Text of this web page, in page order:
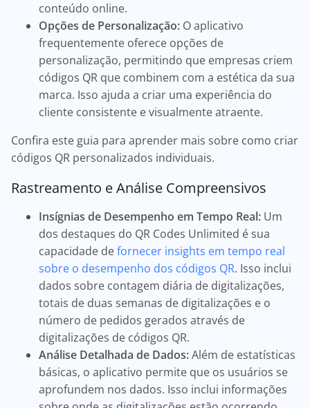
conteúdo online.
Opções de Personalização: O aplicativo
frequentemente oferece opções de
personalização, permitindo que empresas criem
códigos QR que combinem com a estética da sua
marca. Isso ajuda a criar uma experiência do
cliente consistente e visualmente atraente.
Confira este guia para aprender mais sobre como criar
códigos QR personalizados individuais.
Rastreamento e Análise Compreensivos
Insígnias de Desempenho em Tempo Real: Um
dos destaques do QR Codes Unlimited é sua
capacidade defornecer insights em tempo real
sobre o desempenho dos códigos QR. Isso inclui
dados sobre contagem diária de digitalizações,
totais de duas semanas de digitalizações e o
número de pedidos gerados através de
digitalizações de códigos QR.
Análise Detalhada de Dados:Além de estatísticas
básicas, o aplicativo permite que os usuários se
aprofundem nos dados. Isso inclui informações